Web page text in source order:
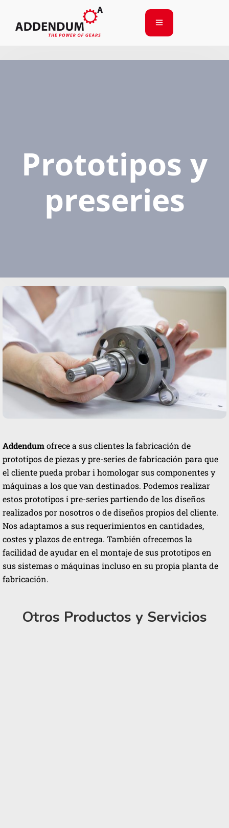
Prototipos y
preseries
Addendumofrece a sus clientes la fabricación de
prototipos de piezas y pre-series de fabricación para que
el cliente pueda probar i homologar sus componentes y
máquinas a los que van destinados. Podemos realizar
estos prototipos i pre-series partiendo de los diseños
realizados por nosotros o de diseños propios del cliente.
Nos adaptamos a sus requerimientos en cantidades,
costes y plazos de entrega. También ofrecemos la
facilidad de ayudar en el montaje de sus prototipos en
sus sistemas o máquinas incluso en su propia planta de
fabricación.
Otros Productos y Servicios